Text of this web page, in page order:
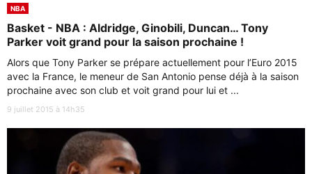
NBA
Basket - NBA : Aldridge, Ginobili, Duncan… Tony
Parker voit grand pour la saison prochaine !
Alors que Tony Parker se prépare actuellement pour l’Euro 2015
avec la France, le meneur de San Antonio pense déjà à la saison
prochaine avec son club et voit grand pour lui et ...
9 juillet 2015 à 14h35